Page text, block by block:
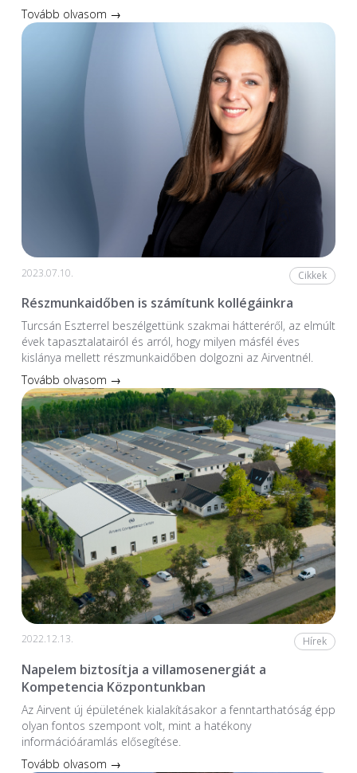
Tovább olvasom →
2023.07.10. Cikkek
Részmunkaidőben is számítunk kollégáinkra
Turcsán Eszterrel beszélgettünk szakmai hátteréről, az elmúlt
évek tapasztalatairól és arról, hogy milyen másfél éves
kislánya mellett részmunkaidőben dolgozni az Airventnél.
Tovább olvasom →
2022.12.13. Hírek
Napelem biztosítja a villamosenergiát a
Kompetencia Központunkban
Az Airvent új épületének kialakításakor a fenntarthatóság épp
olyan fontos szempont volt, mint a hatékony
információáramlás elősegítése.
Tovább olvasom →